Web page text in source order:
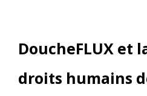
DoucheFLUX et
droits humains